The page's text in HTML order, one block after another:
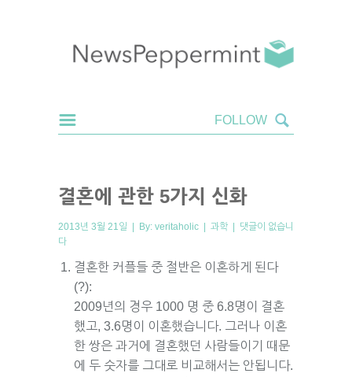
결혼에 관한 5가지 신화
2013년 3월 21일 | By: veritaholic | 과학 | 댓글이 없습니
다
결혼한 커플들 중 절반은 이혼하게 된다
(?):
2009년의 경우 1000 명 중 6.8명이 결혼
했고, 3.6명이 이혼했습니다. 그러나 이혼
한 쌍은 과거에 결혼했던 사람들이기 때문
에 두 숫자를 그대로 비교해서는 안됩니다.